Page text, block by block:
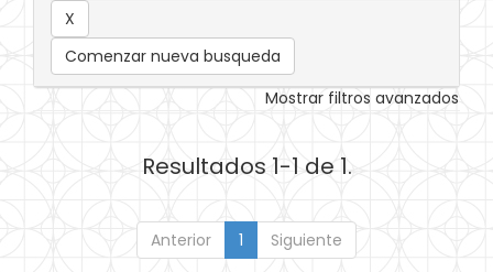
Comenzar nueva busqueda
Mostrar filtros avanzados
Resultados 1-1 de 1.
Anterior 1 Siguiente